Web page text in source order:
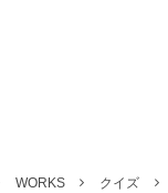
WORKS クイズ